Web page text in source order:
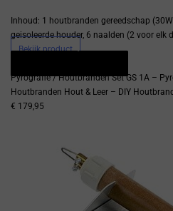
Inhoud: 1 houtbranden gereedschap
geisoleerde houder, 6 naalden (2 voor elk
Bekijk product
Pyrografie / Houtbranden Set GS 1A –
Houtbranden Hout & Leer – DIY
€ 179,95